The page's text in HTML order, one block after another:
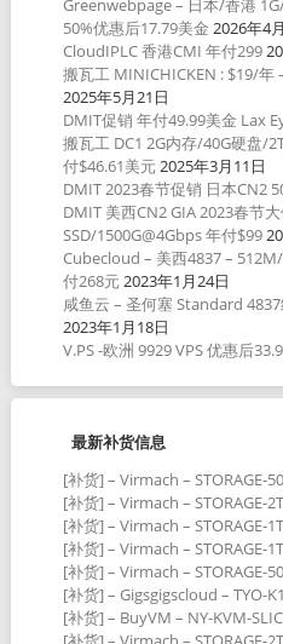
Greenwebpage – 日本/香港
50%优惠后17.79美金 2026年4
CloudIPLC 香港CMI 年付299
搬瓦工 MINICHICKEN : $19/年
2025年5月21日
DMIT促销 年付49.99美金 Lax
搬瓦工 DC1 2G内存/40G硬盘/
付$46.61美元2025年3月11日
DMIT 2023春节促销 日本CN2
DMIT 美西CN2 GIA 2023春节
SSD/1500G@4Gbps 年付$99
Cubecloud – 美西4837 –
付268元2023年1月24日
咸鱼云 – 圣何塞 Standard
2023年1月18日
V.PS -欧洲 9929 VPS 优惠后
最新补货信息
[补货] – Virmach – STORAGE-
[补货] – Virmach – STORAGE-2T
[补货] – Virmach – STORAGE-1T
[补货] – Virmach – STORAGE-1T
[补货] – Virmach – STORAGE-
[补货] – Gigsgigscloud – TYO-
[补货] – BuyVM – NY-KVM-